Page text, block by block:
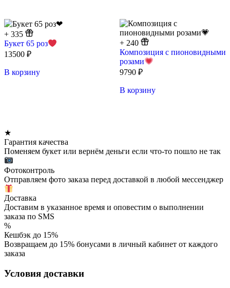
+ 335
Букет 65 роз
13500 ₽
В корзину
+ 240
Композиция с пионовидными
розами
9790 ₽
В корзину
★
Гарантия качества
Поменяем букет или вернём деньги если что-то пошло не так
Фотоконтроль
Отправляем фото заказа перед доставкой в любой мессенджер
Доставка
Доставим в указанное время и оповестим о выполнении
заказа по SMS
%
Кешбэк до 15%
Возвращаем до 15% бонусами в личный кабинет от каждого
заказа
Условия доставки